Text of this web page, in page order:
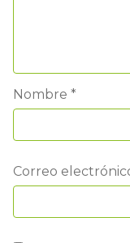
Nombre *
Correo